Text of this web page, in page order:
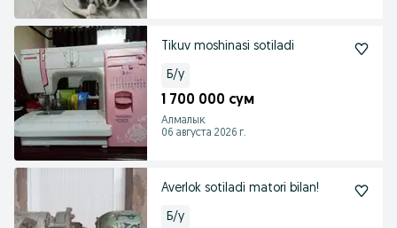
Tikuv moshinasi sotiladi
Б/у
1 700 000 сум
Алмалык
06 августа 2026 г.
Averlok sotiladi matori bilan!
Б/у